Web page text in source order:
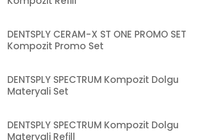
DENTSPLY CERAM-X ST ONE PROMO SET
Kompozit Promo Set
DENTSPLY SPECTRUM Kompozit Dolgu
Materyali Set
DENTSPLY SPECTRUM Kompozit Dolgu
Materyali Refill